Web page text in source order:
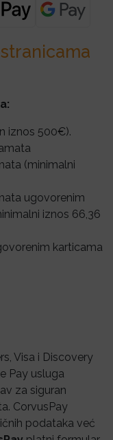
iznos 500€).
(minimalni
ugovorenim
iznos 66,36
karticama
Visa i Discovery
Pay usluga
za siguran
CorvusPay
podataka već